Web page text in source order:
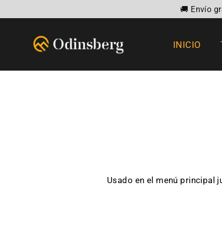
directamente
contenido
🚚 Envío
INICIO
Usado en el menú principal